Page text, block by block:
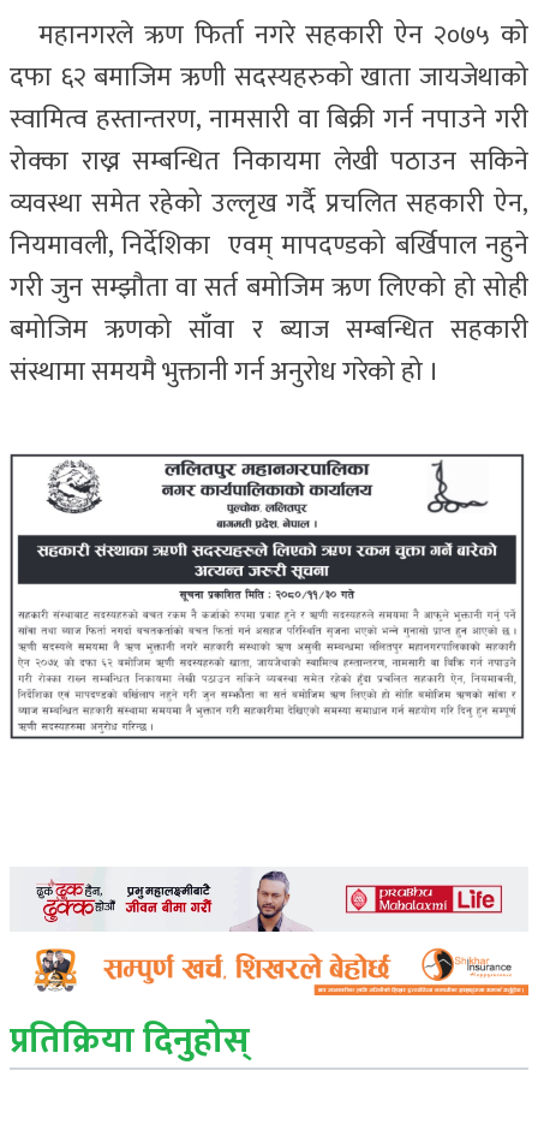
महानगरले ऋण फिर्ता नगरे सहकारी ऐन २०७५ को
दफा ६२ बमाजिम ऋणी सदस्यहरुको खाता जायजेथाको
स्वामित्व हस्तान्तरण, नामसारी वा बिक्री गर्न नपाउने गरी
रोक्का राख्न सम्बन्धित निकायमा लेखी पठाउन सकिने
व्यवस्था समेत रहेको उल्लृख गर्दै प्रचलित सहकारी ऐन,
नियमावली, निर्देशिका एवम् मापदण्डको बर्खिपाल नहुने
गरी जुन सम्झौता वा सर्त बमोजिम ऋण लिएको हो सोही
बमोजिम ऋणको साँवा र ब्याज सम्बन्धित सहकारी
संस्थामा समयमै भुक्तानी गर्न अनुरोध गरेको हो ।
प्रतिक्रिया दिनुहोस्